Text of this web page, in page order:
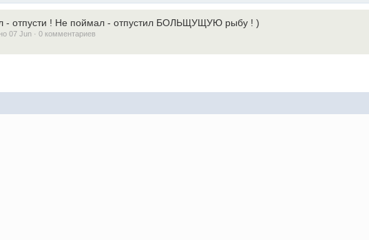
- отпусти ! Не поймал - отпустил БОЛЬЩУЩУЮ рыбу ! )
07 Jun · 0 комментариев